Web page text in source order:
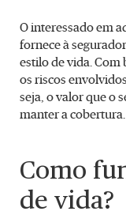
O interessado em
fornece à
estilo de vida. Com
os riscos
seja, o valor que o
manter a cobertura.
Como
de vida?